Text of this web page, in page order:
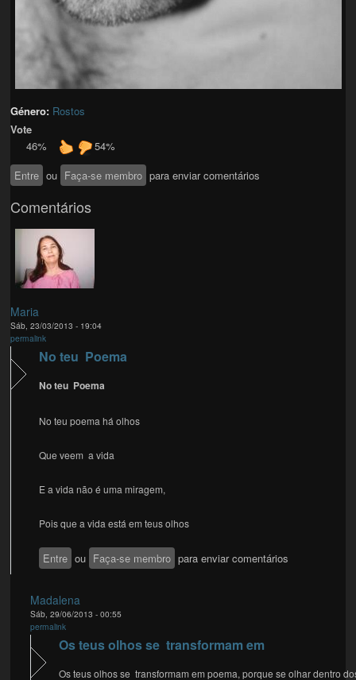
Género: Rostos
Vote
46%
54%
Entre ou Faça-se membro para enviar comentários
Comentários
Maria
Sáb, 23/03/2013 - 19:04
permalink
No teu Poema
No teu Poema
No teu poema há olhos
Que veem a vida
E a vida não é uma miragem,
Pois que a vida está em teus olhos
Entre ou Faça-se membro para enviar comentários
Madalena
Sáb, 29/06/2013 - 00:55
permalink
Os teus olhos se transformam em
Os teus olhos se transformam em poema, porque se olhar dentro